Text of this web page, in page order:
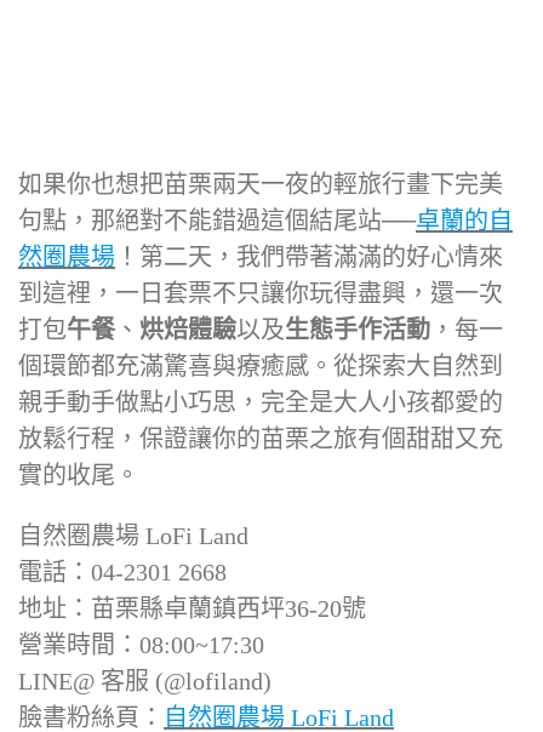
如果你也想把苗栗兩天一夜的輕旅行畫下完美
句點，那絕對不能錯過這個結尾站──卓蘭的自
然圈農場 ！第二天，我們帶著滿滿的好心情來
到這裡，一日套票不只讓你玩得盡興，還一次
打包午餐、 烘焙體驗以及生態手作活動 ，每一
個環節都充滿驚喜與療癒感。從探索大自然到
親手動手做點小巧思，完全是大人小孩都愛的
放鬆行程，保證讓你的苗栗之旅有個甜甜又充
實的收尾。
自然圈農場 LoFi Land
電話：04-2301 2668
地址：苗栗縣卓蘭鎮西坪36-20號
營業時間：08:00~17:30
LINE@ 客服 (@lofiland)
臉書粉絲頁： 自然圈農場 LoFi Land